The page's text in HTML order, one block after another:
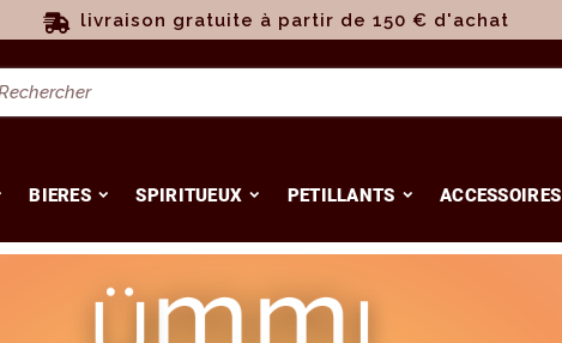
livraison gratuite à partir de 150 € d'achat
BIERES SPIRITUEUX PETILLANTS ACCESSOIRES